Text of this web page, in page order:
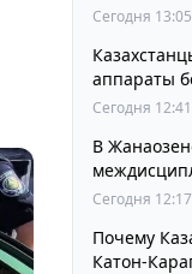
Сегодня 13:05
аппараты
Сегодня 12:41
В
поколения
Сегодня 12:17
Почему
Катон-